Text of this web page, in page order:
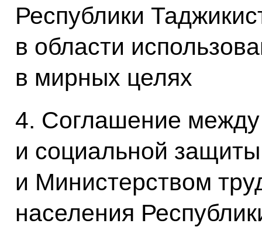
Республики
в области
в мирных целях
4. Соглашение
и социальной
и Министерством
населения